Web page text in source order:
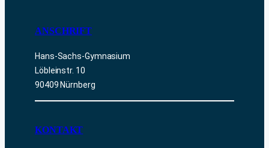
ANSCHRIFT
Hans-Sachs-Gymnasium
Löbleinstr. 10
90409 Nürnberg
KONTAKT